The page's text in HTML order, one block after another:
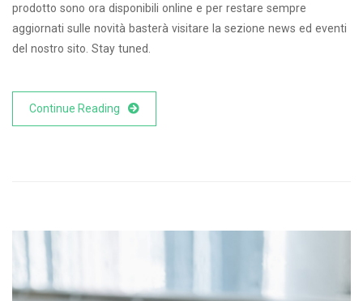
prodotto sono ora disponibili online e per restare sempre
aggiornati sulle novità basterà visitare la sezione news ed eventi
del nostro sito. Stay tuned.
Continue Reading